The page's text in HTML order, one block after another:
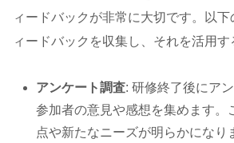
ィードバックが非常に大切です。以
ィードバックを収集し、それを活用す
アンケート調査: 研修終了後にア
参加者の意見や感想を集めます。
点や新たなニーズが明らかになり